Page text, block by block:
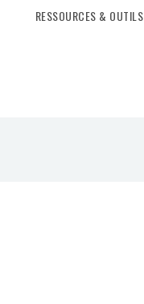
RESSOURCES & OUTILS